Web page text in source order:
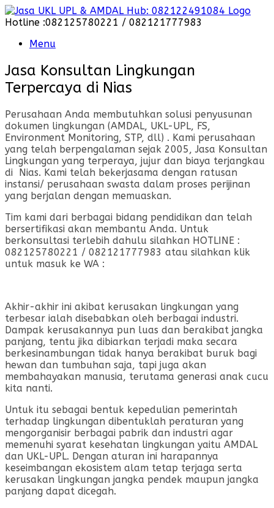
Skip
to
Hotline :082125780221 / 082121777983
Menu
Jasa Konsultan Lingkungan
Terpercaya di Nias
Perusahaan Anda membutuhkan solusi penyusunan
dokumen lingkungan (AMDAL, UKL-UPL, FS,
Environment Monitoring, STP, dll) . Kami perusahaan
yang telah berpengalaman sejak 2005, Jasa Konsultan
Lingkungan yang terperaya, jujur dan biaya terjangkau
di Nias. Kami telah bekerjasama dengan ratusan
instansi/ perusahaan swasta dalam proses perijinan
yang berjalan dengan memuaskan.
Tim kami dari berbagai bidang pendidikan dan telah
bersertifikasi akan membantu Anda. Untuk
berkonsultasi terlebih dahulu silahkan HOTLINE :
082125780221 / 082121777983 atau silahkan klik
untuk masuk ke WA :
Akhir-akhir ini akibat kerusakan lingkungan yang
terbesar ialah disebabkan oleh berbagai industri.
Dampak kerusakannya pun luas dan berakibat jangka
panjang, tentu jika dibiarkan terjadi maka secara
berkesinambungan tidak hanya berakibat buruk bagi
hewan dan tumbuhan saja, tapi juga akan
membahayakan manusia, terutama generasi anak cucu
kita nanti.
Untuk itu sebagai bentuk kepedulian pemerintah
terhadap lingkungan dibentuklah peraturan yang
mengorganisir berbagai pabrik dan industri agar
memenuhi syarat kesehatan lingkungan yaitu AMDAL
dan UKL-UPL. Dengan aturan ini harapannya
keseimbangan ekosistem alam tetap terjaga serta
kerusakan lingkungan jangka pendek maupun jangka
panjang dapat dicegah.